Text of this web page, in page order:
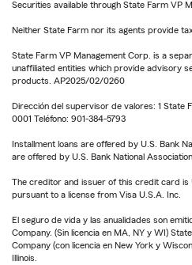
Securities available through State Farm VP
Neither State Farm nor its agents provide
State Farm VP Management Corp. is a
unaffiliated entities which provide advisory
products. AP2025/02/0260
Dirección del supervisor de valores: 1 State
0001 Teléfono: 901-384-5793
Installment loans are offered by U.S. Bank
are offered by U.S. Bank National
The creditor and issuer of this credit card is
pursuant to a license from Visa U.S.A. Inc.
El seguro de vida y las anualidades son
Company. (Sin licencia en MA, NY y WI)
Company (con licencia en New York y
Illinois.